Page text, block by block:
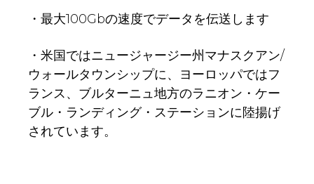
・最大100Gbの速度でデータを伝送します
・米国ではニュージャージー州マナスクアン/
ウォールタウンシップに、ヨーロッパではフ
ランス、ブルターニュ地方のラニオン・ケー
ブル・ランディング・ステーションに陸揚げ
されています。